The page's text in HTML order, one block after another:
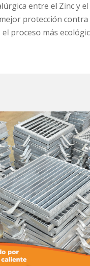
entre el Zinc y
protección
proceso más